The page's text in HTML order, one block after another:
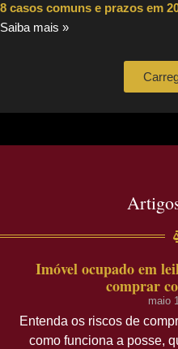
8 casos comuns e prazos em
Saiba mais »
Imóvel ocupado em
comprar
maio
Entenda os riscos de
como funciona a posse,